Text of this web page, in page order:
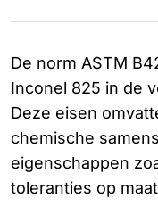
De norm ASTM
Inconel 825 in de
Deze eisen
chemische
eigenschappen
toleranties op